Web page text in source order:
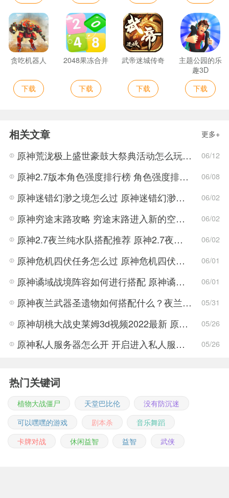
贪吃机器人
下载
2048果冻合并
下载
武帝迷城传奇
下载
主题公园的乐
趣3D
下载
相关文章 更多+
原神荒泷极上盛世豪鼓大祭典活动怎么玩 荒泷极上盛世豪鼓大祭典活动指南 06/12
原神2.7版本角色强度排行榜 角色强度排行2022最新 06/08
原神迷错幻渺之境怎么过 原神迷错幻渺之境通关攻略 06/02
原神穷途末路攻略 穷途末路进入新的空间任务解密流程 06/02
原神2.7夜兰纯水队搭配推荐 原神2.7夜兰纯水队搭配方法 06/02
原神危机四伏任务怎么过 原神危机四伏解密技巧 06/01
原神谲域战境阵容如何进行搭配 原神谲域战境阵容推荐 06/01
原神夜兰武器圣遗物如何搭配什么？夜兰武器圣遗物搭配推荐攻略 05/31
原神胡桃大战史莱姆3d视频2022最新 原神胡桃大战史莱姆3d视频完整版 05/26
原神私人服务器怎么开 开启进入私人服务器详细介绍 05/26
热门关键词
植物大战僵尸 天堂巴比伦
没有防沉迷
可以嘿嘿的游戏
剧本杀
音乐舞蹈
卡牌对战
休闲益智 益智 武侠